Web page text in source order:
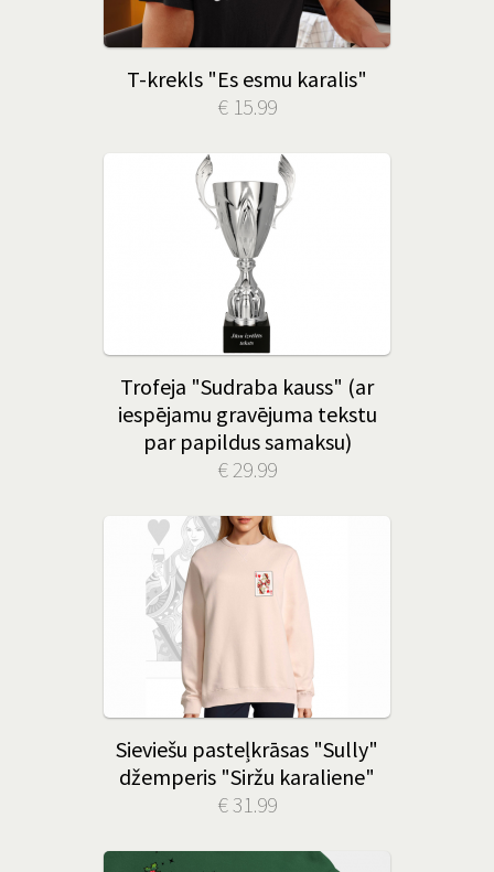
T-krekls "Es esmu karalis"
€ 15.99
Trofeja "Sudraba kauss" (ar
iespējamu gravējuma tekstu
par papildus samaksu)
€ 29.99
Sieviešu pasteļkrāsas "Sully"
džemperis "Siržu karaliene"
€ 31.99